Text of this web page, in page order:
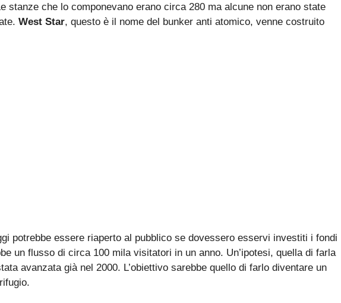
stanze che lo componevano erano circa 280 ma alcune non erano state
West Star, questo è il nome del bunker anti atomico, venne costruito
potrebbe essere riaperto al pubblico se dovessero esservi investiti i fondi
un flusso di circa 100 mila visitatori in un anno. Un’ipotesi, quella di farla
avanzata già nel 2000. L’obiettivo sarebbe quello di farlo diventare un